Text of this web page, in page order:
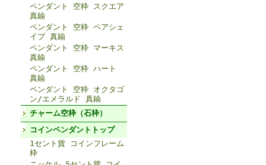
ペンダント 空枠 スクエア
真鍮
ペンダント 空枠 ペアシェ
イプ 真鍮
ペンダント 空枠 マーキス
真鍮
ペンダント 空枠 ハート
真鍮
ペンダント 空枠 オクタゴ
ン/エメラルド 真鍮
チャーム空枠（石枠）
コインペンダントトップ
1セント貨 コインフレーム
枠